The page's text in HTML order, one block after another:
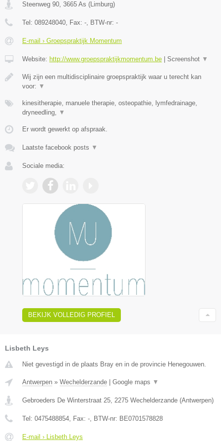
Steenweg 90, 3665 As (Limburg)
Tel: 089248040, Fax: -, BTW-nr: -
E-mail › Groepspraktijk Momentum
Website: http://www.groepspraktijkmomentum.be Screenshot ▼
Wij zijn een multidisciplinaire groepspraktijk waar u terecht kan
voor: ▼
kinesitherapie, manuele therapie, osteopathie, lymfedrainage,
dryneedling, ▼
Er wordt gewerkt op afspraak.
Laatste facebook posts ▼
Sociale media:
BEKIJK VOLLEDIG PROFIEL
Lisbeth Leys
Niet gevestigd in de plaats Bray en in de provincie Henegouwen.
Antwerpen » Wechelderzande Google maps ▼
Gebroeders De Winterstraat 25 2275 Wechelderzande (Antwerpen)
Tel: 0475488854 , Fax: - , BTW-nr: BE0701578828
E-mail › Lisbeth Leys